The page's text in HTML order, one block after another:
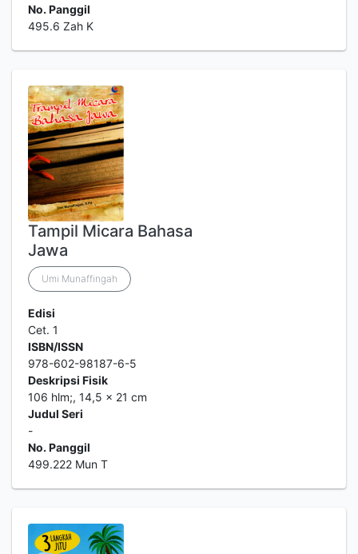
No. Panggil
495.6 Zah K
Tampil Micara Bahasa
Jawa
Umi Munaffingah
Edisi
Cet. 1
ISBN/ISSN
978-602-98187-6-5
Deskripsi Fisik
106 hlm;, 14,5 x 21 cm
Judul Seri
-
No. Panggil
499.222 Mun T